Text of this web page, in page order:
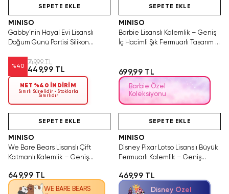
SEPETE EKLE
MINISO
Gabby’nin Hayal Evi Lisanslı
Doğum Günü Partisi Silikon
Kalemlik 19 Cm
%40
749,99 TL
449,99 TL
NET %40 İNDİRİM
Sınırlı Sürelidir • Stoklarla
Sınırlıdır
SEPETE EKLE
MINISO
Barbie Lisanslı Kalemlik – Geniş
İç Hacimli Şık Fermuarlı Tasarım 21
699,99 TL
Barbie Özel
Koleksiyonu
Tükenmeden Satın Al
SEPETE EKLE
MINISO
We Bare Bears Lisanslı Çift
Katmanlı Kalemlik – Geniş
649,99 TL
WE BARE BEARS
SEPETE EKLE
MINISO
Disney Pixar Lotso Lisanslı Büyük
Fermuarlı Kalemlik – Geniş
Çantası 20 Cm
469,99 TL
Disney Özel